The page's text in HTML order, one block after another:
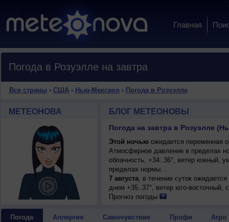
Главная
Погода в Розуэлле на завтра
Все страны › США› Нью-Мексико › Погода в Розуэлле
МЕТЕОНОВА БЛОГ МЕТЕОНОВЫ
Погода на завтра в Розуэлле
Этой ночьюожидается переменная
Атмосферное давление в пределах
облачность, +34..36°, ветер южный,
пределах нормы. .
7 августа, в течение суток
днем +35..37°, ветер юго-
Прогноз погоды
Погода Аллергия Самочувствие Профи Агро